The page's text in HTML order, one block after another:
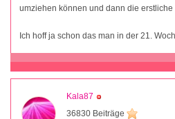
umziehen können und dann die erstliche
Ich hoff ja schon das man in der 21.
Kala87
36830 Beiträge